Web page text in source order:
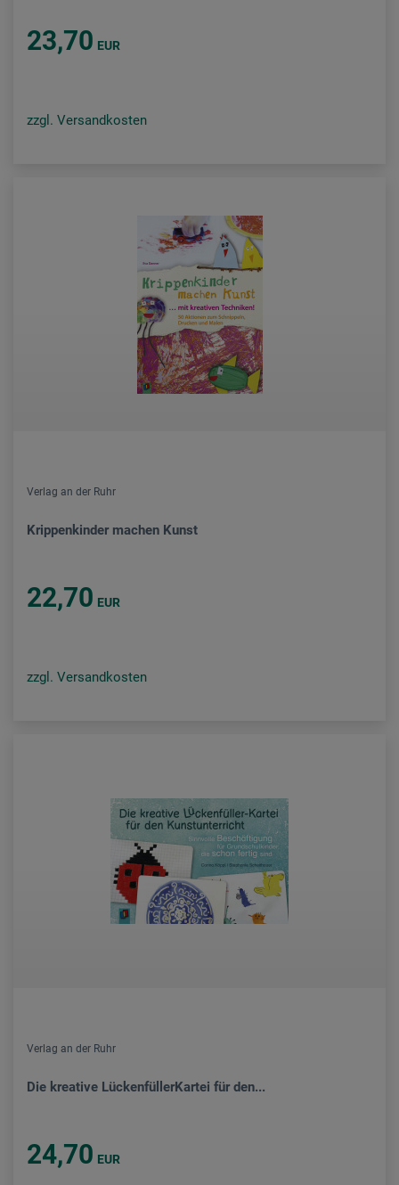
23,70 EUR
zzgl. Versandkosten
Verlag an der Ruhr
Krippenkinder machen Kunst
22,70 EUR
zzgl. Versandkosten
Verlag an der Ruhr
Die kreative LückenfüllerKartei für den...
24,70 EUR